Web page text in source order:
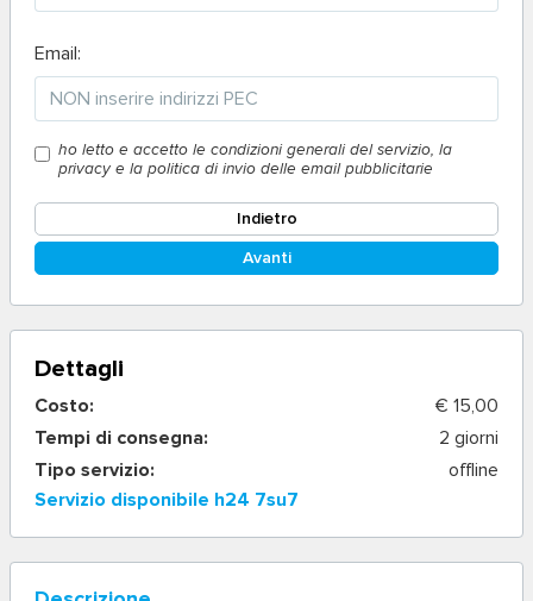
Email:
ho letto e accetto le condizioni generali del servizio, la
privacy e la politica di invio delle email pubblicitarie
Indietro
Avanti
Dettagli
Costo:
€ 15,00
Tempi di consegna:
2 giorni
Tipo servizio:
offline
Servizio disponibile h24 7su7